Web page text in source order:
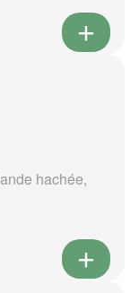
hachée,